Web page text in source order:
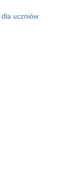
uczniów